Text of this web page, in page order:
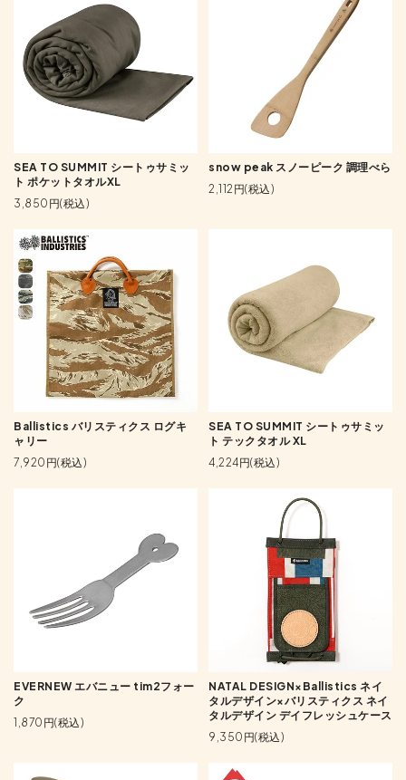
SEA TO SUMMIT シートゥサミッ
ト ポケットタオルXL
3,850円(税込)
snow peak スノーピーク 調理べら
2,112円(税込)
Ballistics バリスティクス ログキ
ャリー
7,920円(税込)
SEA TO SUMMIT シートゥサミッ
ト テックタオル XL
4,224円(税込)
EVERNEW エバニュー tim2フォー
ク
1,870円(税込)
NATAL DESIGN×Ballistics ネイ
タルデザイン×バリスティクス ネイ
タルデザイン デイフレッシュケース
9,350円(税込)